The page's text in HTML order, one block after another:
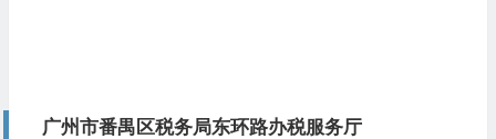
广州市番禺区税务局东环路办税服务厅